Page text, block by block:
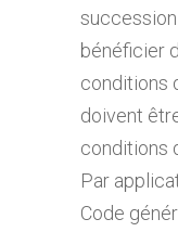
bénéficier
conditions
doivent
conditions
Par
Code